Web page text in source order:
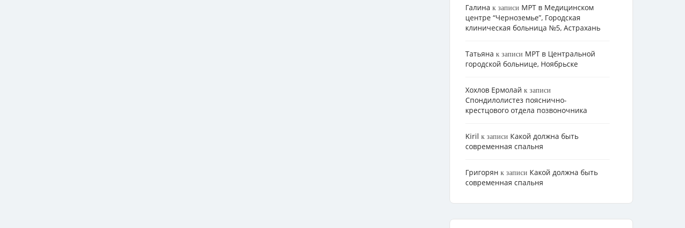
Галина к записи МРТ в Медицинском
центре “Черноземье”, Городская
клиническая больница №5, Астрахань
Татьяна к записи МРТ в Центральной
городской больнице, Ноябрьске
Хохлов Ермолай к записи
Cпондилолистез пояснично-
крестцового отдела позвоночника
Kiril к записи Какой должна быть
современная спальня
Григорян к записи Какой должна быть
современная спальня